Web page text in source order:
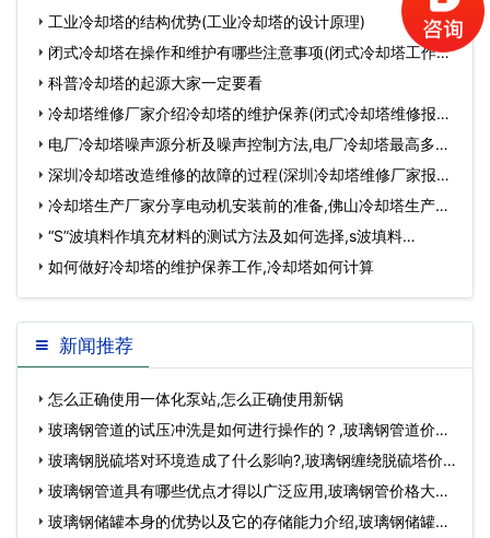
工业冷却塔的结构优势(工业冷却塔的设计原理)
闭式冷却塔在操作和维护有哪些注意事项(闭式冷却塔工作原
理)…
科普冷却塔的起源大家一定要看
冷却塔维修厂家介绍冷却塔的维护保养(闭式冷却塔维修报价)
… 电厂冷却塔噪声源分析及噪声控制方法,电厂冷却塔最高多少
米…深圳冷却塔改造维修的故障的过程(深圳冷却塔维修厂家报价)
… 冷却塔生产厂家分享电动机安装前的准备,佛山冷却塔生产厂
家…“S”波填料作填充材料的测试方法及如何选择,s波填料…
如何做好冷却塔的维护保养工作,冷却塔如何计算
新闻推荐
怎么正确使用一体化泵站,怎么正确使用新锅
玻璃钢管道的试压冲洗是如何进行操作的？,玻璃钢管道价格
表…玻璃钢脱硫塔对环境造成了什么影响?,玻璃钢缠绕脱硫塔价
格…玻璃钢管道具有哪些优点才得以广泛应用,玻璃钢管价格大概
多少钱…
玻璃钢储罐本身的优势以及它的存储能力介绍,玻璃钢储罐厂